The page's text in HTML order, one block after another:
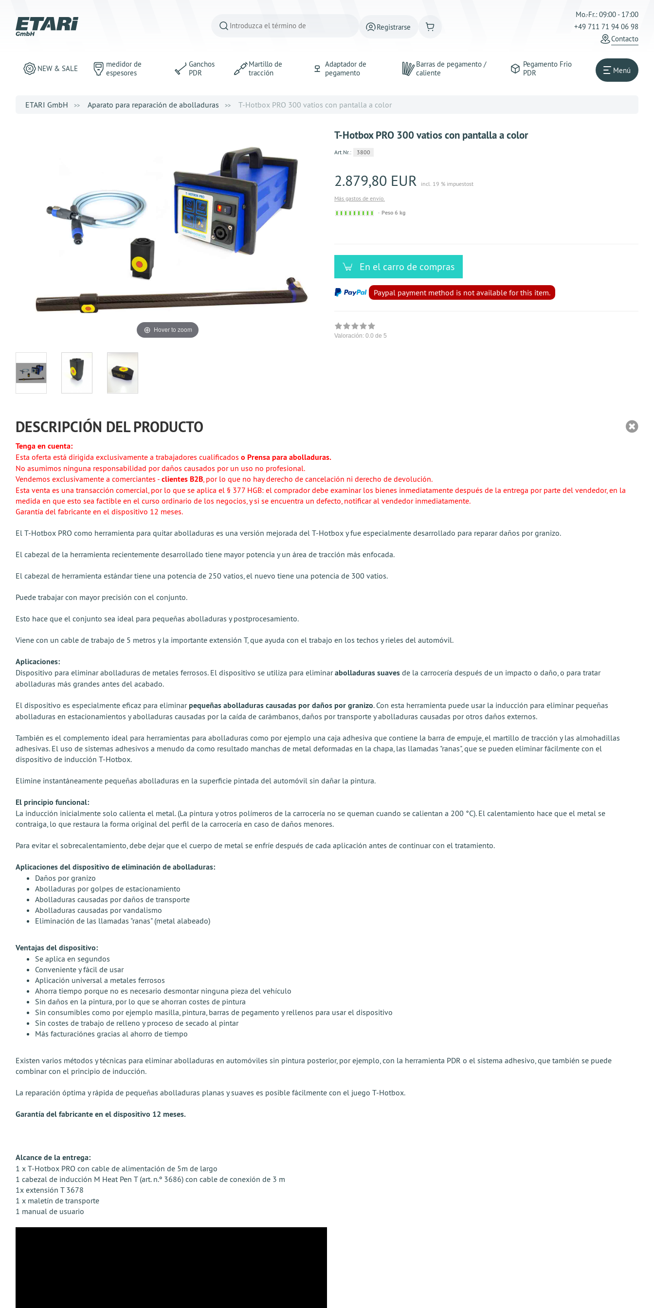
Registrarse
Mo.-Fr.: 09:00 - 17:00
+49 711 71 94 06 98
Contacto
NEW & SALE
medidor de
espesores
Ganchos
PDR
Martillo de
tracción
Adaptador de
pegamento
Barras de pegamento /
caliente
Pegamento Frio
PDR
Menú
ETARI GmbH Aparato para reparación de abolladuras T-Hotbox PRO 300 vatios con pantalla a color
Hover to zoom
T-Hotbox PRO 300 vatios con pantalla a color
Art.Nr.: 3800
2.879,80 EUR
incl. 19 % impuestost
Más gastos de envío.
Sofort versandfähig, ausreichende Stückzahl
Peso 6 kg
En el carro de compras
Paypal payment method is not available for this item.
Valoración: 0.0 de 5
DESCRIPCIÓN DEL PRODUCTO
Tenga en cuenta:
Esta oferta está dirigida exclusivamente a trabajadores cualificados o Prensa para abolladuras.
No asumimos ninguna responsabilidad por daños causados por un uso no profesional.
Vendemos exclusivamente a comerciantes - clientes B2B , por lo que no hay derecho de cancelación ni derecho de devolución.
Esta venta es una transacción comercial, por lo que se aplica el § 377 HGB: el comprador debe examinar los bienes inmediatamente después de la entrega por parte del vendedor, en la
medida en que esto sea factible en el curso ordinario de los negocios, y si se encuentra un defecto, notificar al vendedor inmediatamente.
Garantía del fabricante en el dispositivo 12 meses.
El T-Hotbox PRO como herramienta para quitar abolladuras es una versión mejorada del T-Hotbox y fue especialmente desarrollado para reparar daños por granizo.
El cabezal de la herramienta recientemente desarrollado tiene mayor potencia y un área de tracción más enfocada.
El cabezal de herramienta estándar tiene una potencia de 250 vatios, el nuevo tiene una potencia de 300 vatios.
Puede trabajar con mayor precisión con el conjunto.
Esto hace que el conjunto sea ideal para pequeñas abolladuras y postprocesamiento.
Viene con un cable de trabajo de 5 metros y la importante extensión T, que ayuda con el trabajo en los techos y rieles del automóvil.
Aplicaciones:
Dispositivo para eliminar abolladuras de metales ferrosos. El dispositivo se utiliza para eliminarabolladuras suaves de la carrocería después de un impacto o daño, o para tratar
abolladuras más grandes antes del acabado.
El dispositivo es especialmente eficaz para eliminar pequeñas abolladuras causadas por daños por granizo. Con esta herramienta puede usar la inducción para eliminar pequeñas
abolladuras en estacionamientos y abolladuras causadas por la caída de carámbanos, daños por transporte y abolladuras causadas por otros daños externos.
También es el complemento ideal para herramientas para abolladuras como por ejemplo una caja adhesiva que contiene la barra de empuje, el martillo de tracción y las almohadillas
adhesivas. El uso de sistemas adhesivos a menudo da como resultado manchas de metal deformadas en la chapa, las llamadas "ranas", que se pueden eliminar fácilmente con el
dispositivo de inducción T-Hotbox.
Elimine instantáneamente pequeñas abolladuras en la superficie pintada del automóvil sin dañar la pintura.
El principio funcional:
La inducción inicialmente solo calienta el metal. (La pintura y otros polímeros de la carrocería no se queman cuando se calientan a 200 °C). El calentamiento hace que el metal se
contraiga, lo que restaura la forma original del perfil de la carrocería en caso de daños menores.
Para evitar el sobrecalentamiento, debe dejar que el cuerpo de metal se enfríe después de cada aplicación antes de continuar con el tratamiento.
Aplicaciones del dispositivo de eliminación de abolladuras:
Daños por granizo
Abolladuras por golpes de estacionamiento
Abolladuras causadas por daños de transporte
Abolladuras causadas por vandalismo
Eliminación de las llamadas "ranas" (metal alabeado)
Ventajas del dispositivo:
Se aplica en segundos
Conveniente y fácil de usar
Aplicación universal a metales ferrosos
Ahorra tiempo porque no es necesario desmontar ninguna pieza del vehículo
Sin daños en la pintura, por lo que se ahorran costes de pintura
Sin consumibles como por ejemplo masilla, pintura, barras de pegamento y rellenos para usar el dispositivo
Sin costes de trabajo de relleno y proceso de secado al pintar
Más facturaciónes gracias al ahorro de tiempo
Existen varios métodos y técnicas para eliminar abolladuras en automóviles sin pintura posterior, por ejemplo, con la herramienta PDR o el sistema adhesivo, que también se puede
combinar con el principio de inducción.
La reparación óptima y rápida de pequeñas abolladuras planas y suaves es posible fácilmente con el juego T-Hotbox.
Garantía del fabricante en el dispositivo 12 meses.
Alcance de la entrega:
1 x T-Hotbox PRO con cable de alimentación de 5m de largo
1 cabezal de inducción M Heat Pen T (art. n.º 3686) con cable de conexión de 3 m
1x extensión T 3678
1 x maletín de transporte
1 manual de usuario